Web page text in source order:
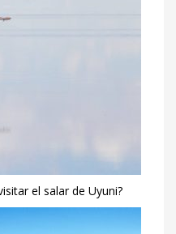
el salar de Uyuni?